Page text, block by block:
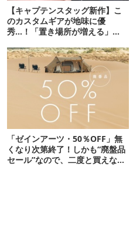
【キャプテンスタッグ新作】こ
のカスタムギアが地味に優
秀…！「置き場所が増える」
「ゼインアーツ・50％OFF」無
くなり次第終了！しかも“廃盤品
セール”なので、二度と買えない